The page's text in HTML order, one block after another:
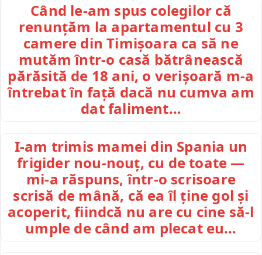
Când le-am spus colegilor că
renunțăm la apartamentul cu 3
camere din Timișoara ca să ne
mutăm într-o casă bătrânească
părăsită de 18 ani, o verișoară m-a
întrebat în față dacă nu cumva am
dat faliment…
I-am trimis mamei din Spania un
frigider nou-nouț, cu de toate —
mi-a răspuns, într-o scrisoare
scrisă de mână, că ea îl ține gol și
acoperit, fiindcă nu are cu cine să-l
umple de când am plecat eu…